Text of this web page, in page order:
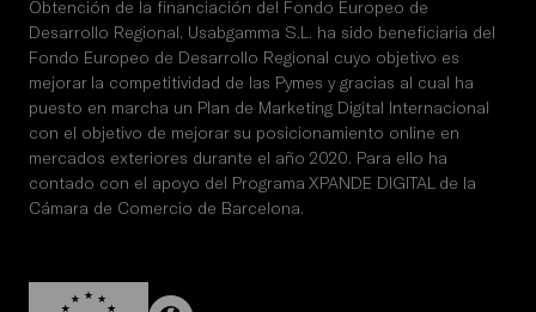
Obtención de la financiación del Fondo Europeo de
Desarrollo Regional. Usabgamma S.L. ha sido beneficiaria del
Fondo Europeo de Desarrollo Regional cuyo objetivo es
mejorar la competitividad de las Pymes y gracias al cual ha
puesto en marcha un Plan de Marketing Digital Internacional
con el objetivo de mejorar su posicionamiento online en
mercados exteriores durante el año 2020. Para ello ha
contado con el apoyo del Programa XPANDE DIGITAL de la
Cámara de Comercio de Barcelona.